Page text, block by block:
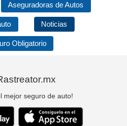
Aseguradoras de Autos
Noticias
Obligatorio
mejor seguro de auto!